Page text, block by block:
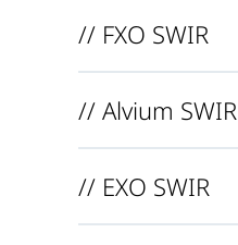
// FXO SWIR
// Alvium SWIR
// EXO SWIR